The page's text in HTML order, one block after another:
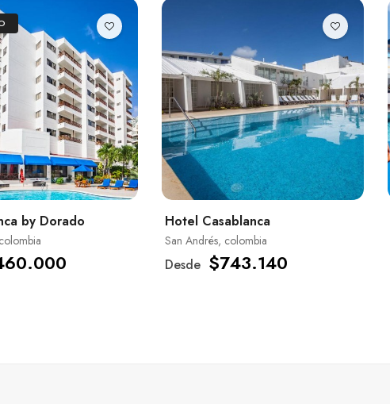
by Dorado Hotel Casablanca
San Andrés, colombia
Desde $743.140